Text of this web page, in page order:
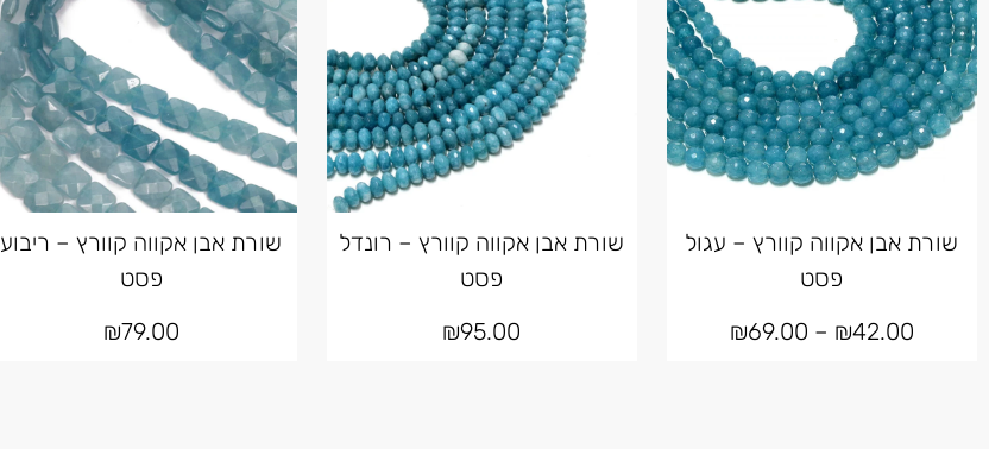
שורת אבן אקווה קוורץ – עגול
פסט
₪42.00
–
₪69.00
שורת אבן אקווה קוורץ – רונדל
פסט
₪95.00
שורת אבן אקווה קוורץ – ריבוע
פסט
₪79.00